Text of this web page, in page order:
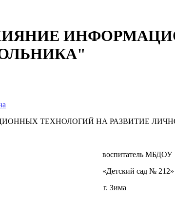
" ВЛИЯНИЕ
ТЕХНОЛОГИЙ НА РАЗВИТИЕ
воспитатель МБДОУ
«Детский сад № 212»
г. Зима